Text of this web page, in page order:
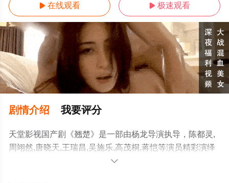
 在线观看  极速观看
剧情介绍 我要评分
天堂影视国产剧《翘楚》是一部由杨龙导演执导，陈都灵,
周翊然,唐晓天,王瑞昌,吴施乐,高茂桐,蒋恺等演员精彩演绎
的中国大陆电视剧，大结局剧情已揭晓（1-24全集），手
